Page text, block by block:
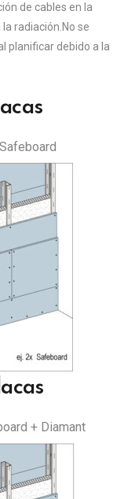
de cables en la
radiación.No se
planificar debido a la
+ Diamant